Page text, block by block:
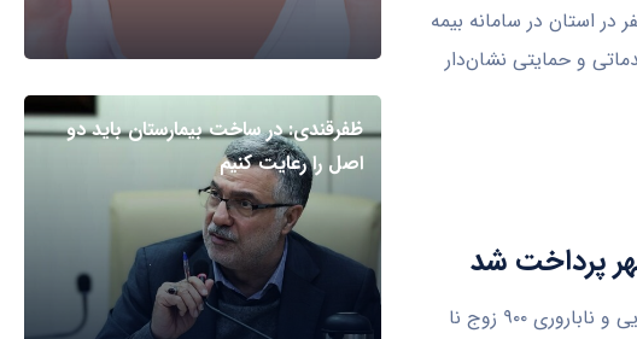
سلامت استان اصفهان گفت: بیش از ۹۳ هزار نفر در استان در سامانه بیمه
و حمایتی نشان‌دار
بوشهر- مدیرکل بیمه سلامت استان بوشهر گفت: هزینه‌های درمان نازایی و ناباروری ۹۰۰ زوج نا
ظفرقندی: در ساخت بیمارستان باید دو
اصل را رعایت کنیم